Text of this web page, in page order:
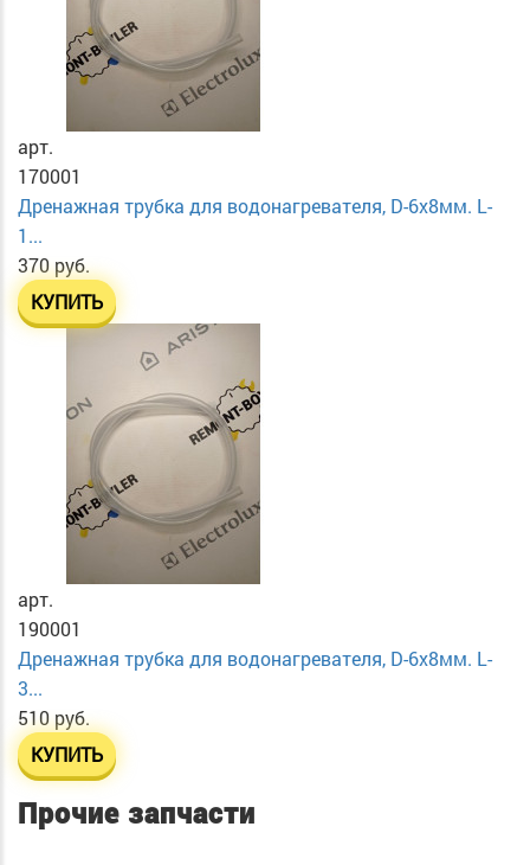
арт.
170001
Дренажная трубка для водонагревателя, D-6х8мм. L-
1...
370 руб.
КУПИТЬ
арт.
190001
Дренажная трубка для водонагревателя, D-6х8мм. L-
3...
510 руб.
КУПИТЬ
Прочие запчасти